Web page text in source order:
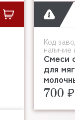
Код
наличие
Смеси
для
700 ₽